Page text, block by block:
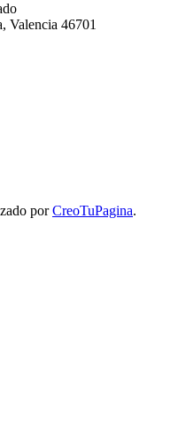
Valencia 46701
porCreoTuPagina.